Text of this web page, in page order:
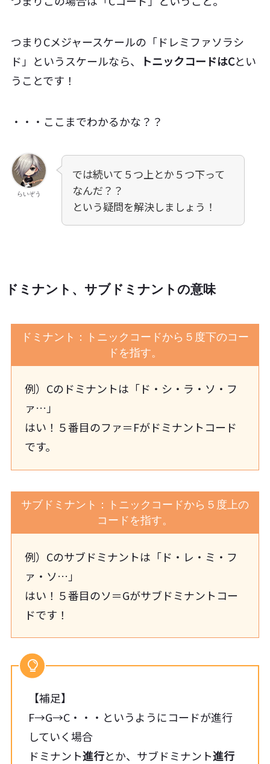
つまりCメジャースケールの「ドレミファソラシ
ド」というスケールなら、
トニックコードはCとい
うことです！
・・・ここまでわかるかな？？
らいぞう
では続いて５つ上とか５つ下って
なんだ？？
という疑問を解決しましょう！
ドミナント、サブドミナントの意味
ドミナント：トニックコードから５度下のコー
ドを指す。
例）Cのドミナントは「ド・シ・ラ・ソ・フ
ァ…」
はい！５番目のファ＝Fがドミナントコード
です。
サブドミナント：トニックコードから５度上の
コードを指す。
例）Cのサブドミナントは「ド・レ・ミ・フ
ァ・ソ…」
はい！５番目のソ＝Gがサブドミナントコー
ドです！
【補足】
F→G→C・・・というようにコードが進行
していく場合
ドミナント進行とか、サブドミナント進行